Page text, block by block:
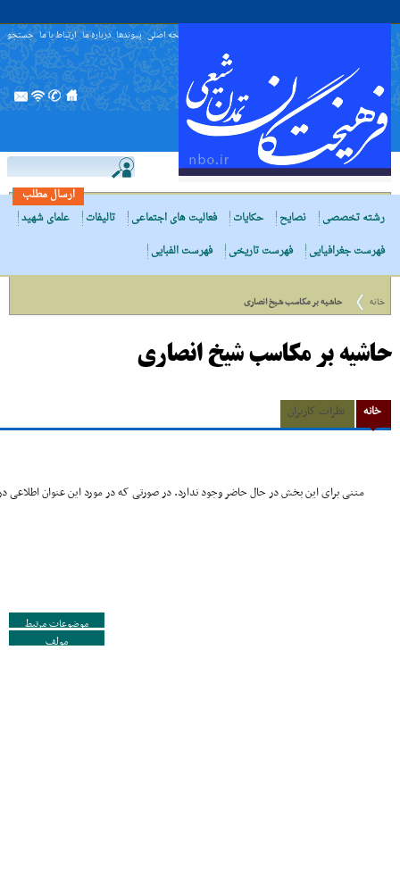
صفحه اصلی پیوندها درباره ما ارتباط با ما جستجو
ارسال مطلب
رشته تخصصی
نصایح حکایات فعالیت های اجتماعی تالیفات
علمای شهید
فهرست جغرافیایی
فهرست تاریخی فهرست الفبایی
خانه حاشیه بر مکاسب شیخ انصارى
حاشیه بر مکاسب شیخ انصارى
خانه نظرات کاربران
متنی برای این بخش در حال حاضر وجود ندارد. در صورتی که در مورد این عنوان اطلاعی
موضوعات مرتبط
مولف